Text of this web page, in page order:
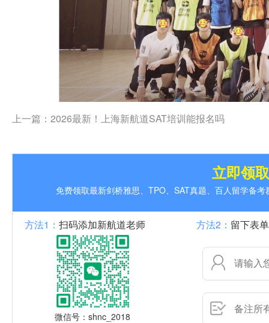
上一篇： 2026最新！上海新航道SAT培训能报名吗
立即领
免费领取最新剑桥雅思、TPO、SAT真题、百人留学备
方法1： 扫码添加新航道老师
微信号：shnc_2018
方法2： 留下表